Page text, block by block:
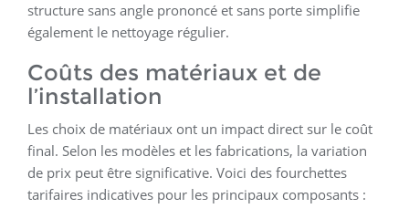
structure sans angle prononcé et sans porte simplifie
également le nettoyage régulier.
Coûts des matériaux et de
l’installation
Les choix de matériaux ont un impact direct sur le coût
final. Selon les modèles et les fabrications, la variation
de prix peut être significative. Voici des fourchettes
tarifaires indicatives pour les principaux composants :